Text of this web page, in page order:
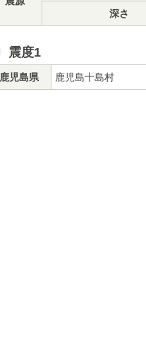
深さ
震度1
鹿児島県 鹿児島十島村